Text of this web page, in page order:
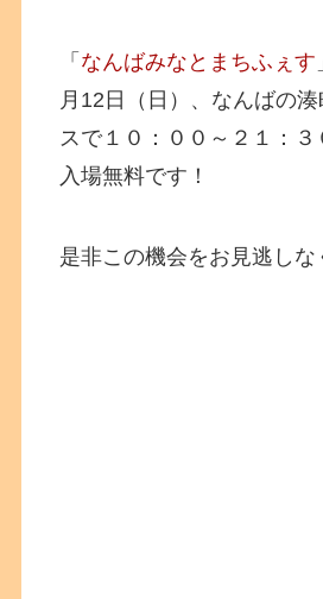
「 なんばみなとまちふぇす
月12日（日）、なんばの
スで１０：００～２１：３
入場無料です！
是非この機会をお見逃しな